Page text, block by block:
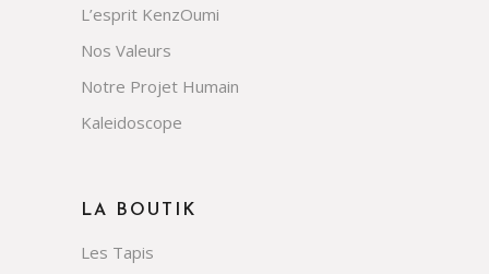
L’esprit KenzOumi
Nos Valeurs
Notre Projet Humain
Kaleidoscope
LA BOUTIK
Les Tapis